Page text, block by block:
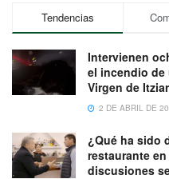
Tendencias
Intervienen
el incendio de
Virgen de
2 DE ABRIL DE
¿Qué ha sido
restaurante
discusiones